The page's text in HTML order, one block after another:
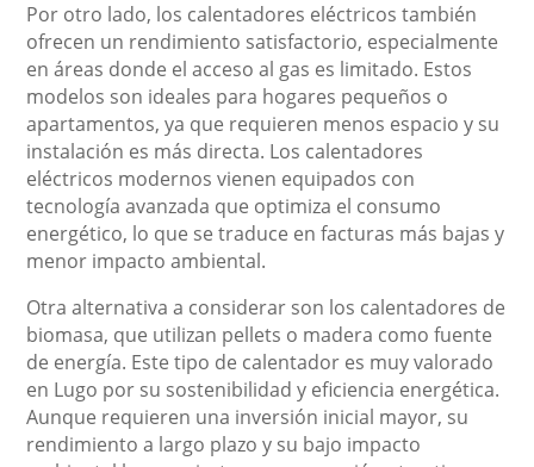
Por otro lado, los calentadores eléctricos también
ofrecen un rendimiento satisfactorio, especialmente
en áreas donde el acceso al gas es limitado. Estos
modelos son ideales para hogares pequeños o
apartamentos, ya que requieren menos espacio y su
instalación es más directa. Los calentadores
eléctricos modernos vienen equipados con
tecnología avanzada que optimiza el consumo
energético, lo que se traduce en facturas más bajas y
menor impacto ambiental.
Otra alternativa a considerar son los calentadores de
biomasa, que utilizan pellets o madera como fuente
de energía. Este tipo de calentador es muy valorado
en Lugo por su sostenibilidad y eficiencia energética.
Aunque requieren una inversión inicial mayor, su
rendimiento a largo plazo y su bajo impacto